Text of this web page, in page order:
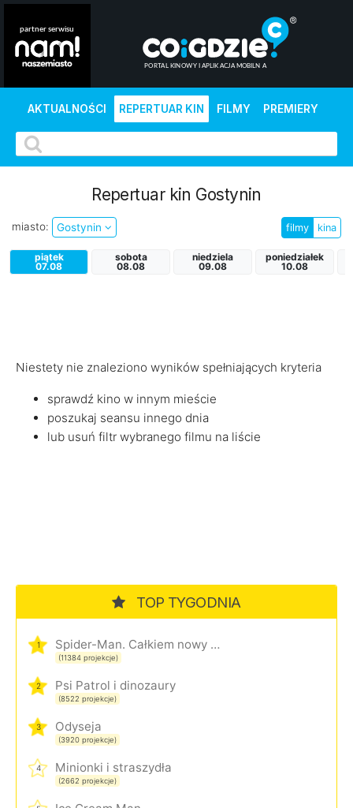
AKTUALNOŚCI REPERTUAR KIN FILMY PREMIERY
Repertuar kin Gostynin
miasto: Gostynin filmy kina
piątek
07.08
sobota
08.08
niedziela
09.08
poniedziałek
10.08
Niestety nie znaleziono wyników spełniających kryteria
sprawdź kino w innym mieście
poszukaj seansu innego dnia
lub usuń filtr wybranego filmu na liście
TOP TYGODNIA
1 Spider-Man. Całkiem nowy dzień
(11384 projekcje)
2 Psi Patrol i dinozaury
(8522 projekcje)
3 Odyseja
(3920 projekcje)
4 Minionki i straszydła
(2662 projekcje)